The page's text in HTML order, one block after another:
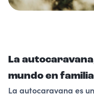
La
mundo en familia
La autocaravana es